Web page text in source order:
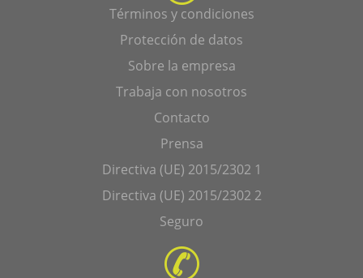
Términos y condiciones
Protección de datos
Sobre la empresa
Trabaja con nosotros
Contacto
Prensa
Directiva (UE) 2015/2302 1
Directiva (UE) 2015/2302 2
Seguro